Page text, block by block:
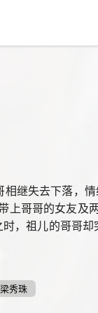
继失去下落，
上哥哥的女友及
，祖儿的哥哥却
梁秀珠